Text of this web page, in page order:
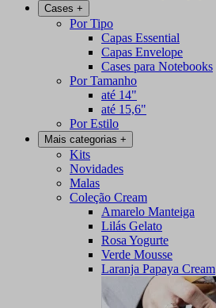
Cases +
Por Tipo
Capas Essential
Capas Envelope
Cases para Notebooks
Por Tamanho
até 14"
até 15,6"
Por Estilo
Mais categorias +
Kits
Novidades
Malas
Coleção Cream
Amarelo Manteiga
Lilás Gelato
Rosa Yogurte
Verde Mousse
Laranja Papaya Cream